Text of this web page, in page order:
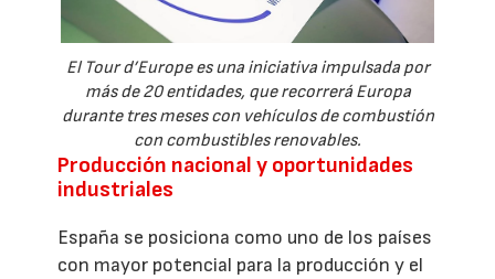
El Tour d’Europe es una iniciativa impulsada por
más de 20 entidades, que recorrerá Europa
durante tres meses con vehículos de combustión
con combustibles renovables.
Producción nacional y oportunidades
industriales
España se posiciona como uno de los países
con mayor potencial para la producción y el